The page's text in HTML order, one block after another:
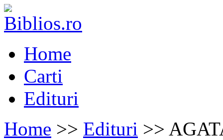
Home
Carti
Edituri
Home >> Edituri >>